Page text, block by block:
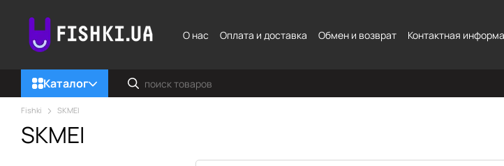
О нас
Оплата и доставка Обмен и возврат Контактная
Каталог
Fishki SKMEI
SKMEI